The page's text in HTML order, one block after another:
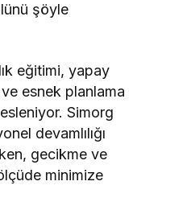
şöyle
eğitimi, yapay
esnek planlama
Simorg
devamlılığı
gecikme ve
minimize